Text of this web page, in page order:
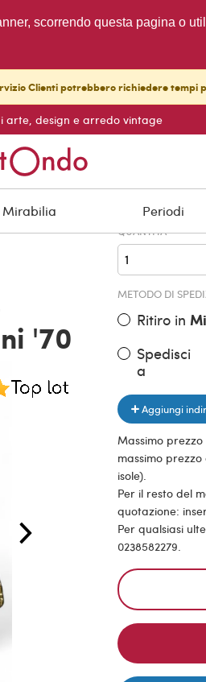
scorrendo questa pagina o
Clienti potrebbero richiedere tempi
arte, design e arredo vintage
Mirabilia Periodi
'70
€
QUANTITÀ
METODO DI
Ritiro in
Spedisci
a
Aggiungi
Massimo
massimo
isole).
Per il resto del
quotazione:
Per qualsiasi
0238582279.